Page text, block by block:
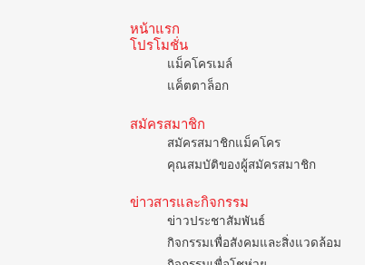
หน้าแรก
โปรโมชั่น
แม็คโครเมล์
แค็ตตาล็อก
สมัครสมาชิก
สมัครสมาชิกแม็คโคร
คุณสมบัติของผู้สมัครสมาชิก
ข่าวสารและกิจกรรม
ข่าวประชาสัมพันธ์
กิจกรรมเพื่อสังคมและสิ่งแวดล้อม